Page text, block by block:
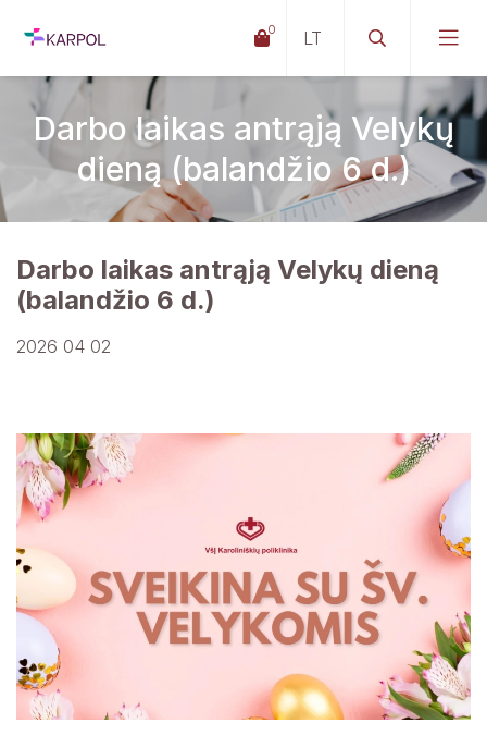
0
Darbo laikas antrąją Velykų
dieną (balandžio 6 d.)
Darbo laikas antrąją Velykų dieną
(balandžio 6 d.)
2026 04 02